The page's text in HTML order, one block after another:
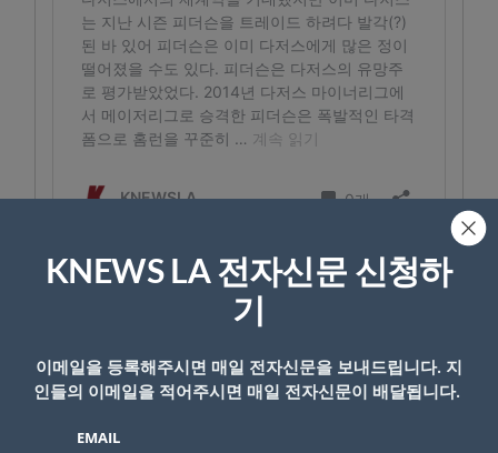
- Copyright © KNEWSLA.COM, 무단 전재 및 재배포 금지
KNEWS LA 전자신문 신청하
기
이메일을 등록해주시면 매일 전자신문을 보내드립니다. 지
인들의 이메일을 적어주시면 매일 전자신문이 배달됩니다.
EMAIL